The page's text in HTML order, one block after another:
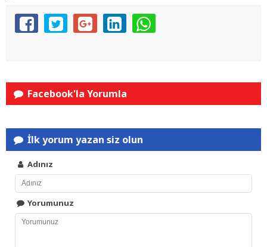
Facebook'la Yorumla
İlk yorum yazan siz olun
Adınız
Yorumunuz